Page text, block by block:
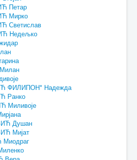
Петар
Мирко
Светислав
Недељко
ФИЛИПОН* Надежда
Ранко
Миливоје
Душан
Мијат